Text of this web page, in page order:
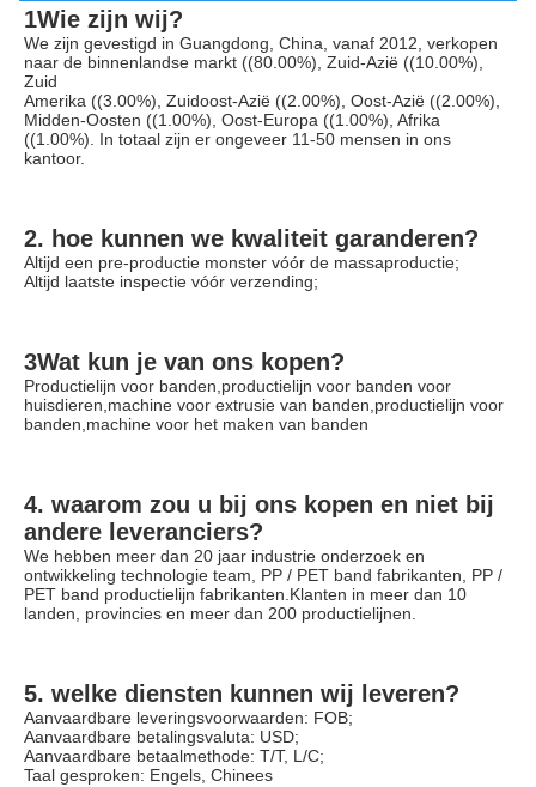
1Wie zijn wij?
We zijn gevestigd in Guangdong, China, vanaf 2012, verkopen
naar de binnenlandse markt ((80.00%), Zuid-Azië ((10.00%),
Zuid
Amerika ((3.00%), Zuidoost-Azië ((2.00%), Oost-Azië ((2.00%),
Midden-Oosten ((1.00%), Oost-Europa ((1.00%), Afrika
((1.00%). In totaal zijn er ongeveer 11-50 mensen in ons
kantoor.
2. hoe kunnen we kwaliteit garanderen?
Altijd een pre-productie monster vóór de massaproductie;
Altijd laatste inspectie vóór verzending;
3Wat kun je van ons kopen?
Productielijn voor banden,productielijn voor banden voor
huisdieren,machine voor extrusie van banden,productielijn voor
banden,machine voor het maken van banden
4. waarom zou u bij ons kopen en niet bij
andere leveranciers?
We hebben meer dan 20 jaar industrie onderzoek en
ontwikkeling technologie team, PP / PET band fabrikanten, PP /
PET band productielijn fabrikanten.Klanten in meer dan 10
landen, provincies en meer dan 200 productielijnen.
5. welke diensten kunnen wij leveren?
Aanvaardbare leveringsvoorwaarden: FOB;
Aanvaardbare betalingsvaluta: USD;
Aanvaardbare betaalmethode: T/T, L/C;
Taal gesproken: Engels, Chinees